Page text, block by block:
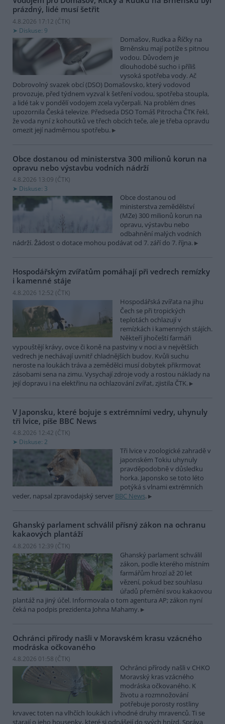
prázdný, lidé musí šetřit
4.8.2026 17:12 (ČTK)
Diskuse: 9
Domašov, Rudka a Říčky na
Brněnsku mají potíže s pitnou
vodou. Důvodem je
dlouhodobé sucho i příliš
vysoká spotřeba vody. Ač
Dobrovolný svazek obcí (DSO) Domašovsko, který vodovod
provozuje, před týdnem vyzval k šetření vodou, spotřeba stoupla,
a lidé tak v pondělí vodojem zcela vyčerpali. Na problém dnes
upozornila Česká televize. Předseda DSO Tomáš Pitrocha ČTK řekl,
že voda nyní z kohoutků ve třech obcích teče, ale je třeba opravdu
omezit její nadměrnou spotřebu.
Obce dostanou od ministerstva 300 milionů korun na
opravu nebo výstavbu vodních nádrží
4.8.2026 13:09 (ČTK)
Diskuse: 3
Obce dostanou od
ministerstva zemědělství
(MZe) 300 milionů korun na
opravu, výstavbu nebo
odbahnění malých vodních
nádrží. Žádost o dotace mohou podávat od 7. září do 7. října.
Hospodářským zvířatům pomáhají při vedrech remízky
i kamenné stáje
4.8.2026 12:52 (ČTK)
Hospodářská zvířata na jihu
Čech se při tropických
teplotách ochlazují v
remízkách i kamenných stájích.
Někteří jihočeští farmáři
vypouštějí krávy, ovce či koně na pastviny v noci a v největších
vedrech je nechávají uvnitř chladnějších budov. Kvůli suchu
neroste na loukách tráva a zemědělci musí dobytek přikrmovat
zásobami sena na zimu. Vysychají zdroje vody a rostou náklady na
její dopravu i na elektřinu na ochlazování zvířat, zjistila ČTK.
V Japonsku, které bojuje s extrémními vedry, uhynuly
tři lvice, píše BBC News
4.8.2026 12:42 (ČTK)
Diskuse: 2
Tři lvice v zoologické zahradě v
japonském Tokiu uhynuly
pravděpodobně v důsledku
horka. Japonsko se toto léto
potýká s vlnami extrémních
veder, napsal zpravodajský server BBC News.
Ghanský parlament schválil přísný zákon na ochranu
kakaových plantáží
4.8.2026 12:39 (ČTK)
Ghanský parlament schválil
zákon, podle kterého místním
farmářům hrozí až 20 let
vězení, pokud bez souhlasu
úřadů přemění svou kakaovou
plantáž na jiný účel. Informovala o tom agentura AP; zákon nyní
čeká na podpis prezidenta Johna Mahamy.
Ochránci přírody našli v Moravském krasu vzácného
modráska očkovaného
4.8.2026 01:58 (ČTK)
Ochránci přírody našli v CHKO
Moravský kras vzácného
modráska očkovaného. K
životu a rozmnožování
potřebuje porosty rostliny
krvavec toten na vlhčích loukách i vhodné druhy mravenců. Ti se
starají o jeho housenky, které si odnášejí do svých hnízd. Správa